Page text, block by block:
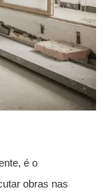
é o
obras nas